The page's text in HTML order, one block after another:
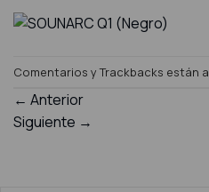
Comentarios y Trackbacks están
← Anterior
Siguiente →